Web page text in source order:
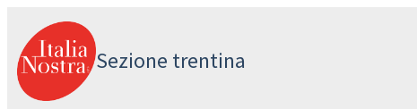
al
contenuto
Sezione trentina